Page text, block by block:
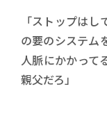
「ストップは
の要のシステム
人脈にかかっ
親父だろ」